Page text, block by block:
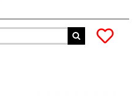
Y SOFÁS